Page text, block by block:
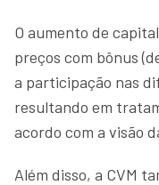
O aumento de
preços com bônus
a participação nas
resultando em
acordo com a visão
Além disso, a CVM